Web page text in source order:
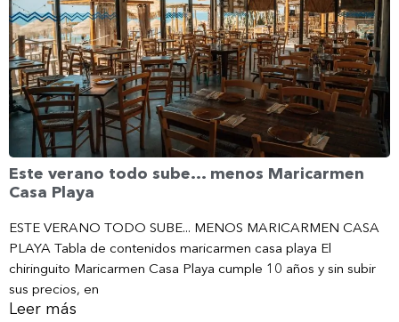
Este verano todo sube… menos Maricarmen
Casa Playa
ESTE VERANO TODO SUBE... MENOS MARICARMEN CASA
PLAYA Tabla de contenidos maricarmen casa playa El
chiringuito Maricarmen Casa Playa cumple 10 años y sin subir
sus precios, en
Leer más